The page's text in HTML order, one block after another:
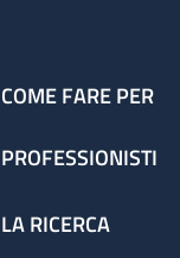
COME FARE PER
PROFESSIONISTI
LA RICERCA